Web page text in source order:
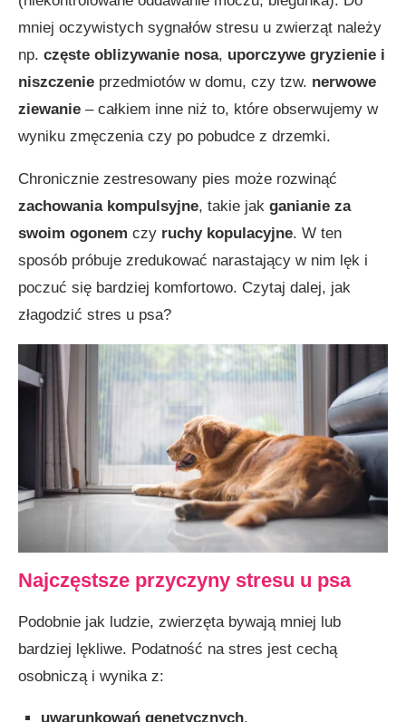
mniej oczywistych sygnałów stresu u zwierząt należy
np. częste oblizywanie nosa, uporczywe gryzienie i
niszczenie przedmiotów w domu, czy tzw. nerwowe
ziewanie – całkiem inne niż to, które obserwujemy w
wyniku zmęczenia czy po pobudce z drzemki.
Chronicznie zestresowany pies może rozwinąć
zachowania kompulsyjne, takie jak ganianie za
swoim ogonem czy ruchy kopulacyjne. W ten
sposób próbuje zredukować narastający w nim lęk i
poczuć się bardziej komfortowo. Czytaj dalej, jak
złagodzić stres u psa?
Najczęstsze przyczyny stresu u psa
Podobnie jak ludzie, zwierzęta bywają mniej lub
bardziej lękliwe. Podatność na stres jest cechą
osobniczą i wynika z:
uwarunkowań genetycznych,